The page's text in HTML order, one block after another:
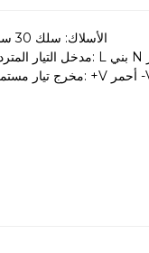
الأسلاك: سلك 30 سم